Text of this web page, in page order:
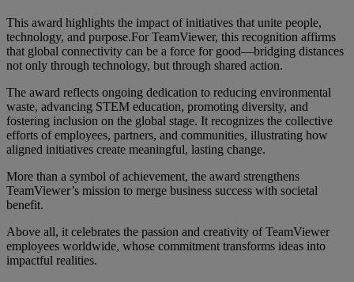
This award highlights the impact of initiatives that unite people,
technology, and purpose.For TeamViewer, this recognition affirms
that global connectivity can be a force for good—bridging distances
not only through technology, but through shared action.
The award reflects ongoing dedication to reducing environmental
waste, advancing STEM education, promoting diversity, and
fostering inclusion on the global stage. It recognizes the collective
efforts of employees, partners, and communities, illustrating how
aligned initiatives create meaningful, lasting change.
More than a symbol of achievement, the award strengthens
TeamViewer’s mission to merge business success with societal
benefit.
Above all, it celebrates the passion and creativity of TeamViewer
employees worldwide, whose commitment transforms ideas into
impactful realities.